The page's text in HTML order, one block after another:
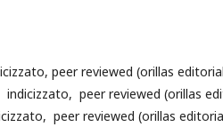
peer reviewed (orillas
peer reviewed (orillas
peer reviewed (orillas